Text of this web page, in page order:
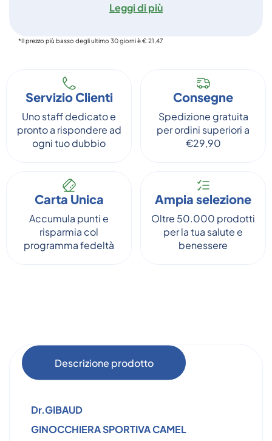
Leggi di più
*Il prezzo più basso degli ultimo 30 giorni è € 21,47
Servizio Clienti
Uno staff dedicato e
pronto a rispondere ad
ogni tuo dubbio
Consegne
Spedizione gratuita
per ordini superiori a
€29,90
Carta Unica
Accumula punti e
risparmia col
programma fedeltà
Ampia selezione
Oltre 50.000 prodotti
per la tua salute e
benessere
Descrizione prodotto
Dr.GIBAUD
GINOCCHIERA SPORTIVA CAMEL